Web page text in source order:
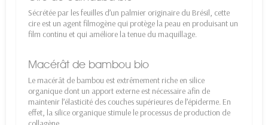
Sécrétée par les feuilles d’un palmier originaire du Brésil, cette
cire est un agent filmogène qui protège la peau en produisant un
film continu et qui améliore la tenue du maquillage.
Macérât de bambou bio
Le macérât de bambou est extrêmement riche en silice
organique dont un apport externe est nécessaire afin de
maintenir l’élasticité des couches supérieures de l’épiderme. En
effet, la silice organique stimule le processus de production de